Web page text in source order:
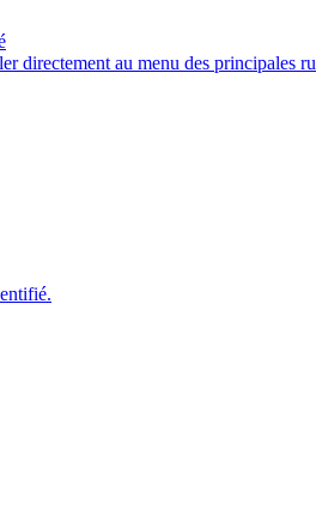
directement au menu des principales